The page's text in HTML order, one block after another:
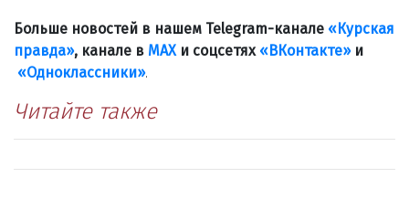
Больше новостей в нашем Telegram-канале «Курская
правда», канале в МАХи соцсетях «ВКонтакте»и
«Одноклассники».
Читайте также